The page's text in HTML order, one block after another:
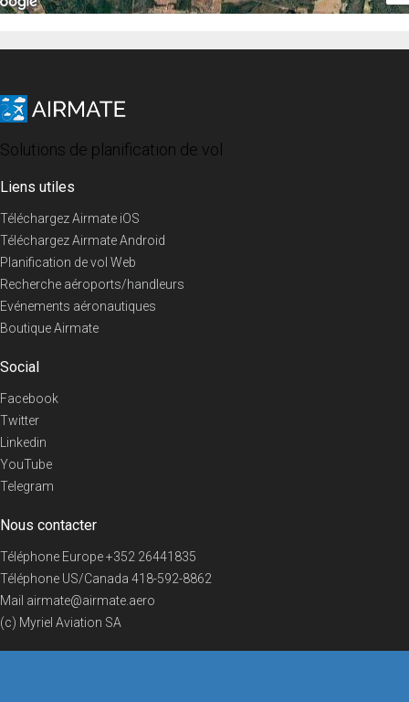
Solutions de planification de vol
Liens utiles
Téléchargez Airmate iOS
Téléchargez Airmate Android
Planification de vol Web
Recherche aéroports/handleurs
Evénements aéronautiques
Boutique Airmate
Social
Facebook
Twitter
Linkedin
YouTube
Telegram
Nous contacter
Téléphone Europe+352 26441835
Téléphone US/Canada 418-592-8862
Mail airmate@airmate.aero
(c) Myriel Aviation SA